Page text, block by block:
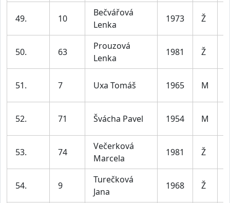
49. 10
Bečvářová
Lenka
1973 Ž
50. 63
Prouzová
Lenka
1981 Ž
51. 7 Uxa Tomáš 1965 M
52. 71 Švácha Pavel 1954 M
53. 74
Večerková
Marcela
1981 Ž
54. 9
Turečková
Jana
1968 Ž